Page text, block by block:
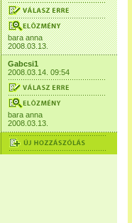
bara anna
2008.03.13.
Gabcsi1
2008.03.14. 09:54
bara anna
2008.03.13.